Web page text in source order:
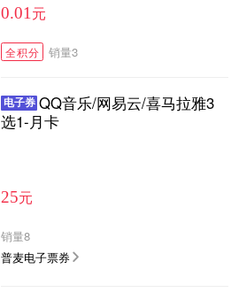
0.01 元
全积分 销量3
电子券 QQ音乐/网易云/喜马拉雅3
选1-月卡
25元
销量8
普麦电子票券